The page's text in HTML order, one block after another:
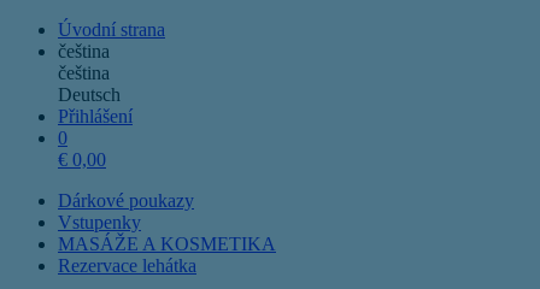
Úvodní strana
čeština
čeština
Deutsch
Přihlášení
0
€ 0,00
Dárkové poukazy
Vstupenky
MASÁŽE A KOSMETIKA
Rezervace lehátka